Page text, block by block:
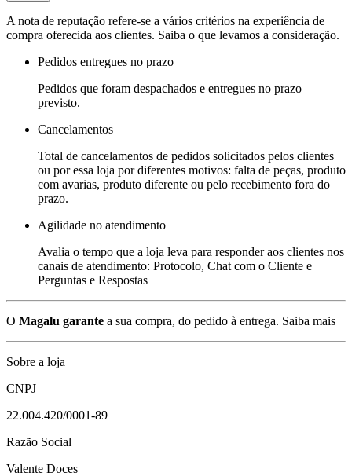
A nota de reputação refere-se a vários critérios na experiência de
compra oferecida aos clientes. Saiba o que levamos a consideração.
Pedidos entregues no prazo
Pedidos que foram despachados e entregues no prazo
previsto.
Cancelamentos
Total de cancelamentos de pedidos solicitados pelos clientes
ou por essa loja por diferentes motivos: falta de peças, produto
com avarias, produto diferente ou pelo recebimento fora do
prazo.
Agilidade no atendimento
Avalia o tempo que a loja leva para responder aos clientes nos
canais de atendimento: Protocolo, Chat com o Cliente e
Perguntas e Respostas
O Magalu garante a sua compra, do pedido à entrega. Saiba mais
Sobre a loja
CNPJ
22.004.420/0001-89
Razão Social
Valente Doces